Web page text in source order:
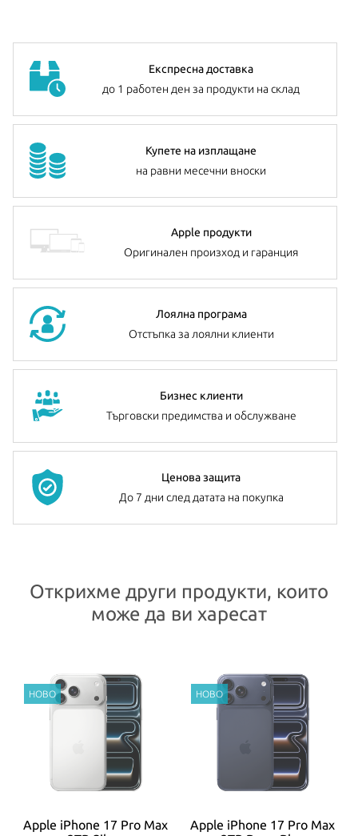
Допълнителна информация: можете да намеритетук
Експресна доставка
до 1 работен ден за продукти на склад
Купете на изплащане
на равни месечни вноски
Apple продукти
Оригинален произход и гаранция
Лоялна програма
Отстъпка за лоялни клиенти
Бизнес клиенти
Търговски предимства и обслужване
Ценова защита
До 7 дни след датата на покупка
Открихме други продукти, които
може да ви харесат
Apple iPhone 17 Pro Max
Apple iPhone 17 Pro Max